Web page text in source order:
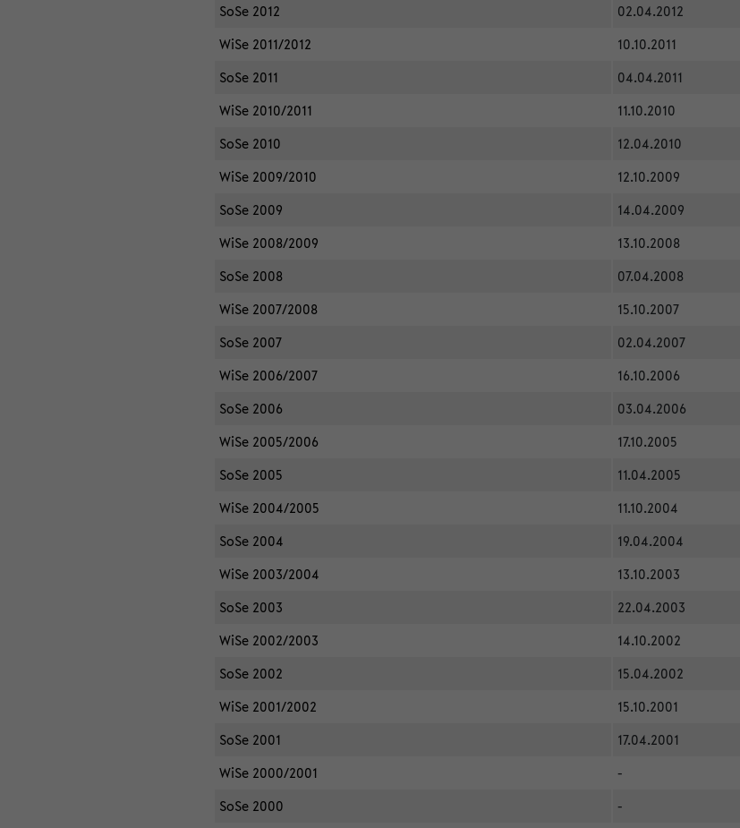
SoSe 2012
02.04.2012
WiSe 2011/2012
10.10.2011
SoSe 2011
04.04.2011
WiSe 2010/2011
11.10.2010
SoSe 2010
12.04.2010
WiSe 2009/2010
12.10.2009
SoSe 2009
14.04.2009
WiSe 2008/2009
13.10.2008
SoSe 2008
07.04.2008
WiSe 2007/2008
15.10.2007
SoSe 2007
02.04.2007
WiSe 2006/2007
16.10.2006
SoSe 2006
03.04.2006
WiSe 2005/2006
17.10.2005
SoSe 2005
11.04.2005
WiSe 2004/2005
11.10.2004
SoSe 2004
19.04.2004
WiSe 2003/2004
13.10.2003
SoSe 2003
22.04.2003
WiSe 2002/2003
14.10.2002
SoSe 2002
15.04.2002
WiSe 2001/2002
15.10.2001
SoSe 2001
17.04.2001
WiSe 2000/2001
-
SoSe 2000
-